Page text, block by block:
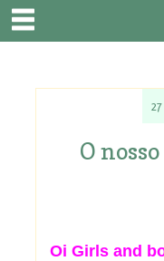
O
Oi Girls and